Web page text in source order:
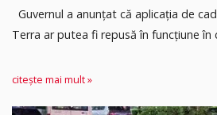
Guvernul a anunțat că aplicația de
Terra ar putea fi repusă în funcțiune în
citește mai mult »